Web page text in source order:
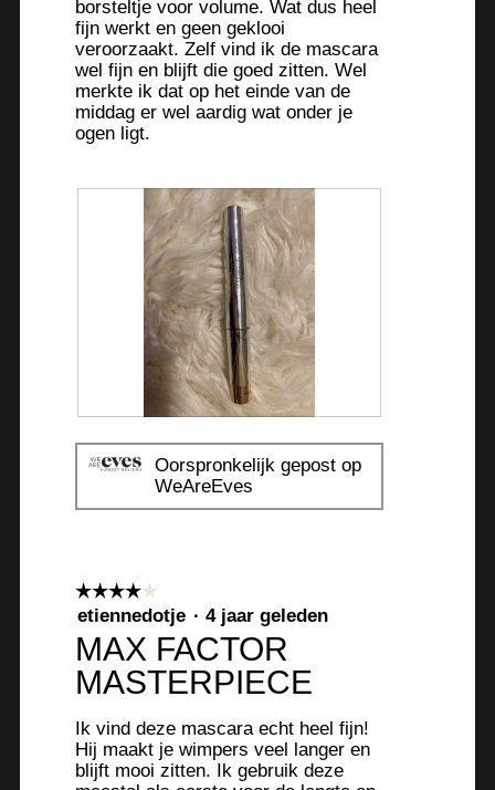
t
u
e
e
n
m
d
v
r
.
borsteltje voor volume. Wat dus heel
fijn werkt en geen geklooi
veroorzaakt. Zelf vind ik de mascara
wel fijn en blijft die goed zitten. Wel
merkte ik dat op het einde van de
middag er wel aardig wat onder je
ogen ligt.
l
i
n
g
f
o
t
o
d
e
z
e
a
c
t
i
Oorspronkelijk gepost op
WeAreEves
☆☆☆☆☆
☆☆☆☆☆
4
5
sterren.
etiennedotje · 4 jaar geleden
MAX FACTOR
MASTERPIECE
Ik vind deze mascara echt heel fijn!
Hij maakt je wimpers veel langer en
blijft mooi zitten. Ik gebruik deze